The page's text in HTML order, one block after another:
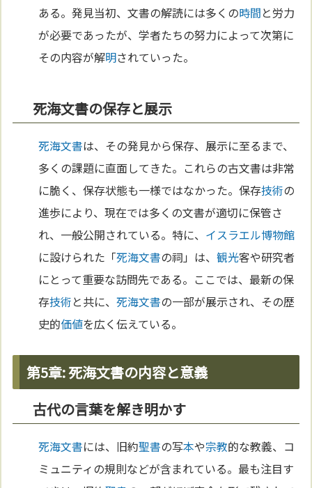
ある。発見当初、文書の解読には多くの時間と労力
が必要であったが、学者たちの努力によって次第に
その内容が解明されていった。
死海文書の保存と展示
死海文書は、その発見から保存、展示に至るまで、
多くの課題に直面してきた。これらの古文書は非常
に脆く、保存状態も一様ではなかった。保存技術の
進歩により、現在では多くの文書が適切に保管さ
れ、一般公開されている。特に、 イスラエル博物館
に設けられた「死海文書の祠」は、観光客や研究者
にとって重要な訪問先である。ここでは、最新の保
存技術と共に、死海文書の一部が展示され、その歴
史的価値を広く伝えている。
第5章: 死海文書の内容と意義
古代の言葉を解き明かす
死海文書には、旧約聖書の写本や宗教的な教義、コ
ミュニティの規則などが含まれている。最も注目す